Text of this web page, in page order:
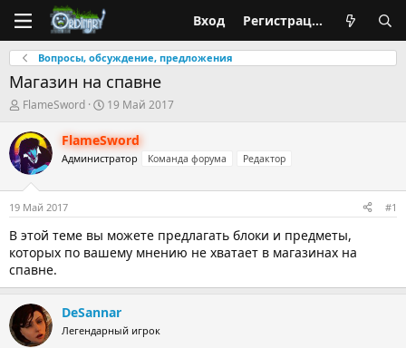
Вход Регистрация
Вопросы, обсуждение, предложения
Магазин на спавне
А
т
о
р
т
е
м
ы
FlameSword
Д
т
а
н
ч
л
а
19 Май 2017
FlameSword
Администратор Команда форума Редактор
19 Май 2017 #1
В этой теме вы можете предлагать блоки и предметы,
которых по вашему мнению не хватает в магазинах на
спавне.
DeSannar
Легендарный игрок